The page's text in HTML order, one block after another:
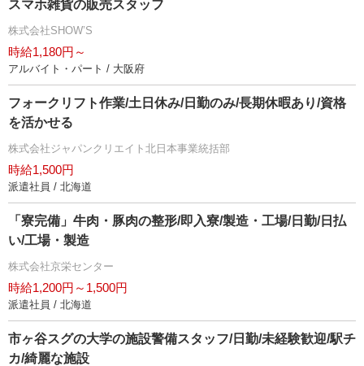
スマホ雑貨の販売スタッフ
株式会社SHOW’S
時給1,180円～
アルバイト・パート / 大阪府
フォークリフト作業/土日休み/日勤のみ/長期休暇あり/資格
を活かせる
株式会社ジャパンクリエイト北日本事業統括部
時給1,500円
派遣社員 / 北海道
「寮完備」牛肉・豚肉の整形/即入寮/製造・工場/日勤/日払
い/工場・製造
株式会社京栄センター
時給1,200円～1,500円
派遣社員 / 北海道
市ヶ谷スグの大学の施設警備スタッフ/日勤/未経験歓迎/駅チ
カ/綺麗な施設